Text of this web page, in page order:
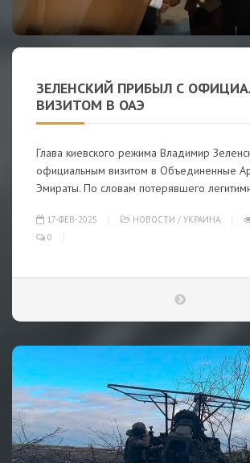
ЗЕЛЕНСКИЙ ПРИБЫЛ С
ВИЗИТОМ В ОАЭ
Глава киевского режима Владимир
официальным визитом в Объединенные
Эмираты. По словам потерявшего
17-ФЕВ-2025 НОВОСТИ / УКРАИНА
0